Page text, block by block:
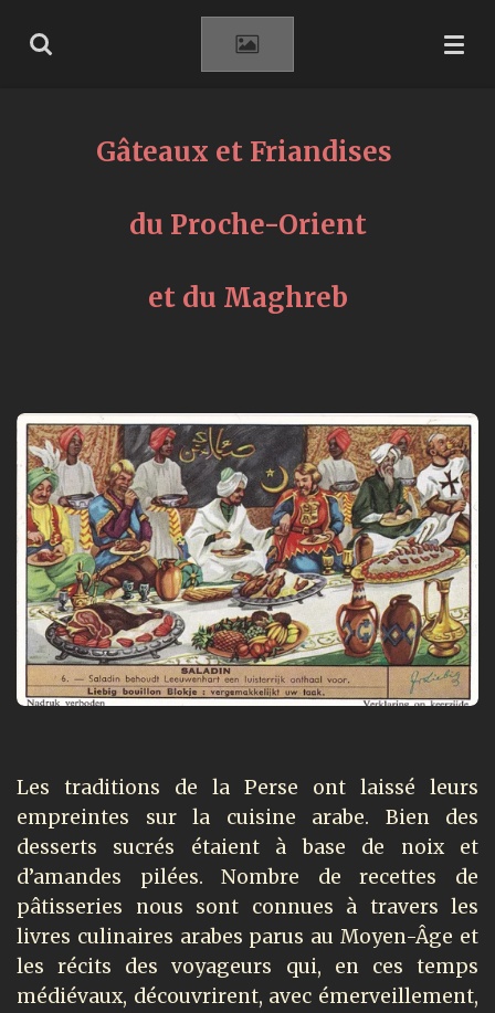
Gâteaux et Friandises
du Proche-Orient
et du Maghreb
Les traditions de la Perse ont laissé leurs
empreintes sur la cuisine arabe. Bien des
desserts sucrés étaient à base de noix et
d’amandes pilées. Nombre de recettes de
pâtisseries nous sont connues à travers les
livres culinaires arabes parus au Moyen-Âge et
les récits des voyageurs qui, en ces temps
médiévaux, découvrirent, avec émerveillement,